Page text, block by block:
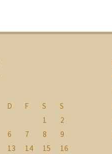
D F S
S
1
2
6 7 8
9
13 14 15 16